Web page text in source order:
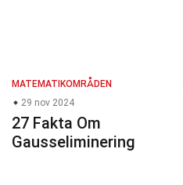
MATEMATIKOMRÅDEN
29 nov 2024
27 Fakta Om
Gausseliminering